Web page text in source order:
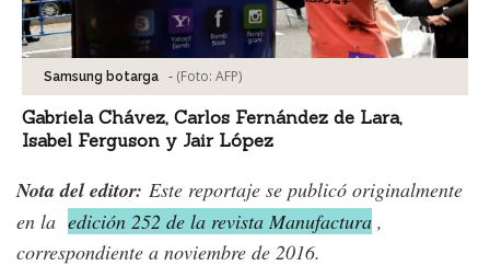
Samsung botarga - (Foto: AFP)
Gabriela Chávez, Carlos Fernández de Lara,
Isabel Ferguson y Jair López
Nota del editor: Este reportaje se publicó originalmente
en la edición 252 de la revista Manufactura ,
correspondiente a noviembre de 2016.